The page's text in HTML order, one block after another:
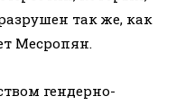
так же, как
Месропян.
гендерно-